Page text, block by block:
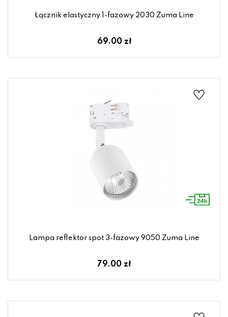
Łącznik elastyczny 1-fazowy 2030 Zuma Line
69.00 zł
Lampa reflektor spot 3-fazowy 9050 Zuma Line
79.00 zł